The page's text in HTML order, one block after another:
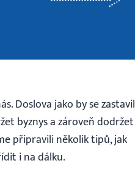
Doslova jako by se zastavil
byznys a zároveň dodržet
připravili několik tipů, jak
i na dálku.